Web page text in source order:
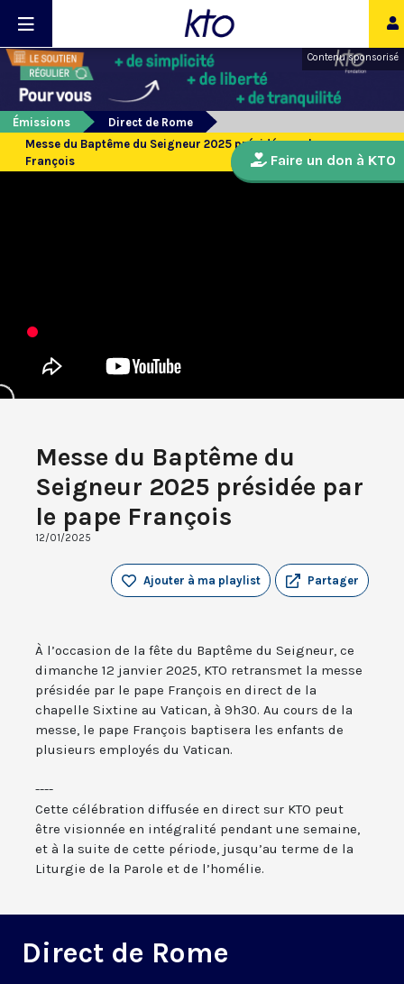
Contenu sponsorisé
Émissions
Direct de Rome
Messe du Baptême du Seigneur 2025 présidée par le pape
François
Messe du Baptême du
Seigneur 2025 présidée par
le pape François
12/01/2025
Partager
Ajouter à ma playlist
À l’occasion de la fête du Baptême du Seigneur, ce
dimanche 12 janvier 2025, KTO retransmet la messe
présidée par le pape François en direct de la
chapelle Sixtine au Vatican, à 9h30. Au cours de la
messe, le pape François baptisera les enfants de
plusieurs employés du Vatican.
----
Cette célébration diffusée en direct sur KTO peut
être visionnée en intégralité pendant une semaine,
et à la suite de cette période, jusqu’au terme de la
Liturgie de la Parole et de l’homélie.
Direct de Rome
Faire un don à KTO